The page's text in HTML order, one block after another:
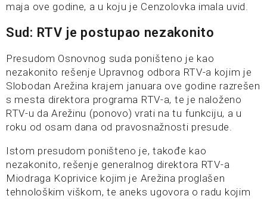
maja ove godine, a u koju je Cenzolovka imala uvid.
Sud: RTV je postupao nezakonito
Presudom Osnovnog suda poništeno je kao
nezakonito rešenje Upravnog odbora RTV-a kojim je
Slobodan Arežina krajem januara ove godine razrešen
s mesta direktora programa RTV-a, te je naloženo
RTV-u da Arežinu (ponovo) vrati na tu funkciju, a u
roku od osam dana od pravosnažnosti presude.
Istom presudom poništeno je, takođe kao
nezakonito, rešenje generalnog direktora RTV-a
Miodraga Koprivice kojim je Arežina proglašen
tehnološkim viškom, te aneks ugovora o radu kojim